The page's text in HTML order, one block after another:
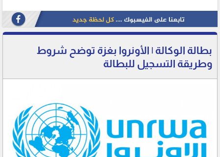
بطالة الوكالة | الأونروا بغزة توضح شروط
وطريقة التسجيل للبطالة